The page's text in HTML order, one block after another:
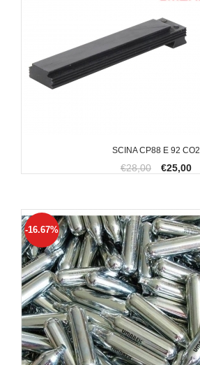
SCINA CP88 E 92 CO2
€28,00 €25,00
-16.67%